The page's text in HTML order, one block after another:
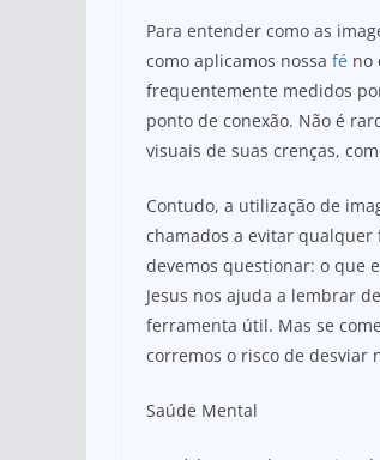
Para entender como as
como aplicamos nossa fé no
frequentemente medidos
ponto de conexão. Não é
visuais de suas crenças,
Contudo, a utilização de
chamados a evitar
devemos questionar: o que
Jesus nos ajuda a lembrar
ferramenta útil. Mas se
corremos o risco de desviar
Saúde Mental